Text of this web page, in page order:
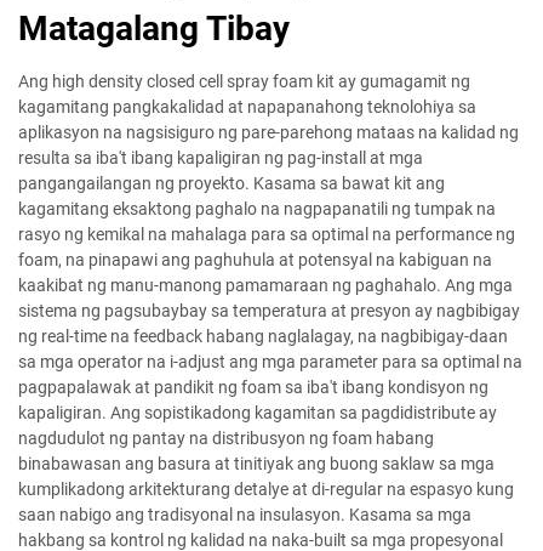
Matagalang Tibay
Ang high density closed cell spray foam kit ay gumagamit ng
kagamitang pangkakalidad at napapanahong teknolohiya sa
aplikasyon na nagsisiguro ng pare-parehong mataas na kalidad ng
resulta sa iba't ibang kapaligiran ng pag-install at mga
pangangailangan ng proyekto. Kasama sa bawat kit ang
kagamitang eksaktong paghalo na nagpapanatili ng tumpak na
rasyo ng kemikal na mahalaga para sa optimal na performance ng
foam, na pinapawi ang paghuhula at potensyal na kabiguan na
kaakibat ng manu-manong pamamaraan ng paghahalo. Ang mga
sistema ng pagsubaybay sa temperatura at presyon ay nagbibigay
ng real-time na feedback habang naglalagay, na nagbibigay-daan
sa mga operator na i-adjust ang mga parameter para sa optimal na
pagpapalawak at pandikit ng foam sa iba't ibang kondisyon ng
kapaligiran. Ang sopistikadong kagamitan sa pagdidistribute ay
nagdudulot ng pantay na distribusyon ng foam habang
binabawasan ang basura at tinitiyak ang buong saklaw sa mga
kumplikadong arkitekturang detalye at di-regular na espasyo kung
saan nabigo ang tradisyonal na insulasyon. Kasama sa mga
hakbang sa kontrol ng kalidad na naka-built sa mga propesyonal